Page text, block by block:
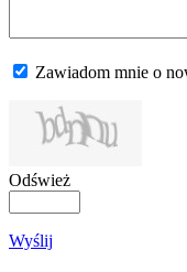
Zawiadom mnie o
Odśwież
Wyślij